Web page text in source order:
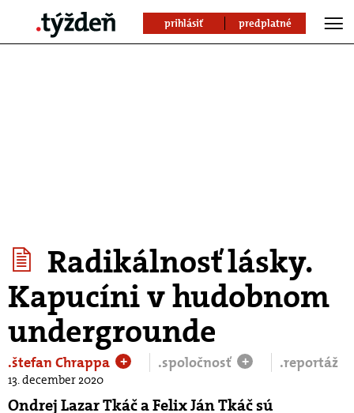
prihlásiť predplatné
Radikálnosť lásky.
Kapucíni v hudobnom
undergrounde
.štefan Chrappa + .spoločnosť + .reportáž
13. december 2020
Ondrej Lazar Tkáč a Felix Ján Tkáč sú